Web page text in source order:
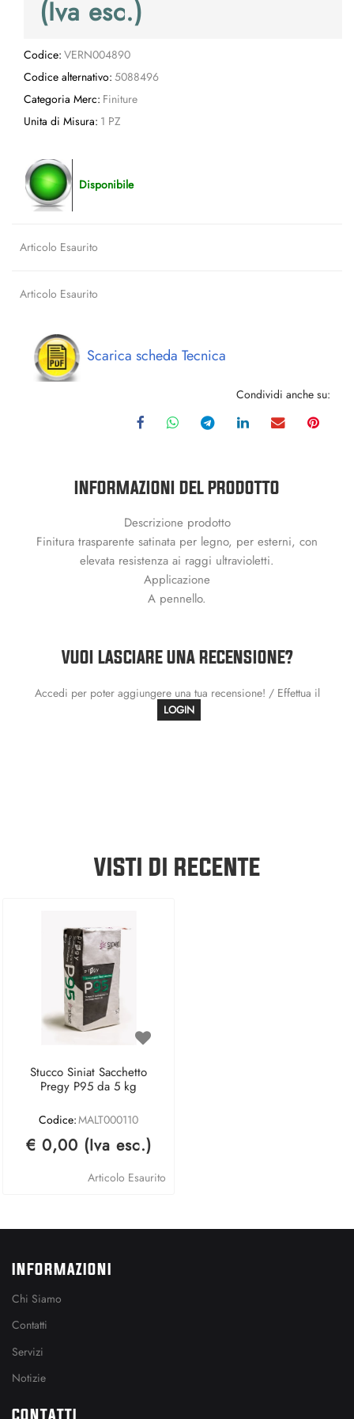
(Iva esc.)
Codice: VERN004890
Codice alternativo: 5088496
Categoria Merc: Finiture
Unita di Misura: 1 PZ
Disponibile
Articolo Esaurito
Articolo Esaurito
Scarica scheda Tecnica
Condividi anche su:
INFORMAZIONI DEL PRODOTTO
Descrizione prodotto
Finitura trasparente satinata per legno, per esterni, con
elevata resistenza ai raggi ultravioletti.
Applicazione
A pennello.
VUOI LASCIARE UNA RECENSIONE?
Accedi per poter aggiungere una tua recensione! / Effettua il
LOGIN
VISTI DI RECENTE
Stucco Siniat Sacchetto
Pregy P95 da 5 kg
Codice:MALT000110
€ 0,00 (Iva esc.)
Articolo Esaurito
INFORMAZIONI
Chi Siamo
Contatti
Servizi
Notizie
CONTATTI